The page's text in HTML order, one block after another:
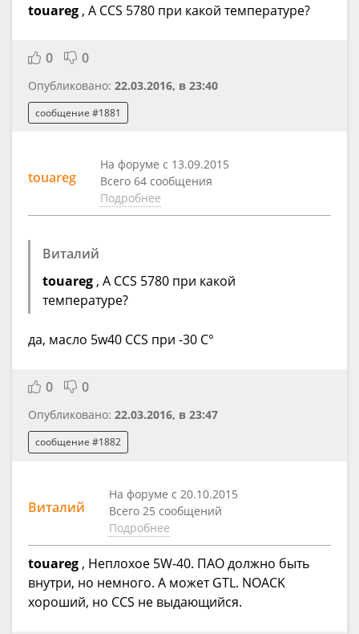
touareg , А CCS 5780 при какой температуре?
0 0
Опубликовано: 22.03.2016, в 23:40
сообщение #1881
touareg
На форуме с 13.09.2015
Всего 64 сообщения
Подробнее
Виталий
touareg , А CCS 5780 при какой
температуре?
да, масло 5w40 ССS при -30 С°
0 0
Опубликовано: 22.03.2016, в 23:47
сообщение #1882
Виталий
На форуме с 20.10.2015
Всего 25 сообщений
Подробнее
touareg , Неплохое 5W-40. ПАО должно быть
внутри, но немного. А может GTL. NOACK
хороший, но CCS не выдающийся.